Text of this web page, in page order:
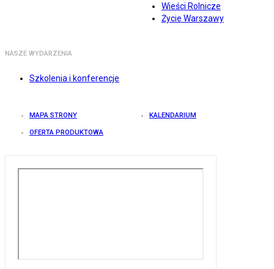
Wieści Rolnicze
Życie Warszawy
NASZE WYDARZENIA
Szkolenia i konferencje
MAPA STRONY KALENDARIUM
OFERTA PRODUKTOWA